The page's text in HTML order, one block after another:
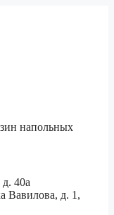
напольных
40а
Вавилова, д. 1,